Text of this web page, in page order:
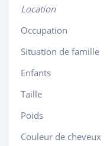
Location
Occupation
Situation de famille
Enfants
Taille
Poids
Couleur de cheveux